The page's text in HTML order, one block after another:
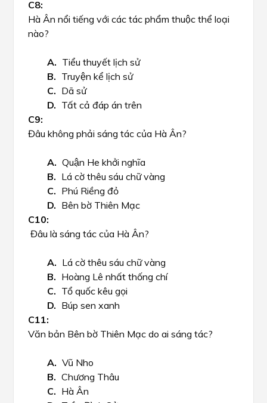
Hà Ân nổi tiếng với các tác phẩm thuộc thể loại
nào?
Tiểu thuyết lịch sử
Truyện kể lịch sử
Dã sử
Tất cả đáp án trên
Đâu không phải sáng tác của Hà Ân?
Quận He khởi nghĩa
Lá cờ thêu sáu chữ vàng
Phú Riềng đỏ
Bên bờ Thiên Mạc
Đâu là sáng tác của Hà Ân?
Lá cờ thêu sáu chữ vàng
Hoàng Lê nhất thống chí
Tổ quốc kêu gọi
Búp sen xanh
Văn bản Bên bờ Thiên Mạc do ai sáng tác?
Vũ Nho
Chương Thâu
Hà Ân